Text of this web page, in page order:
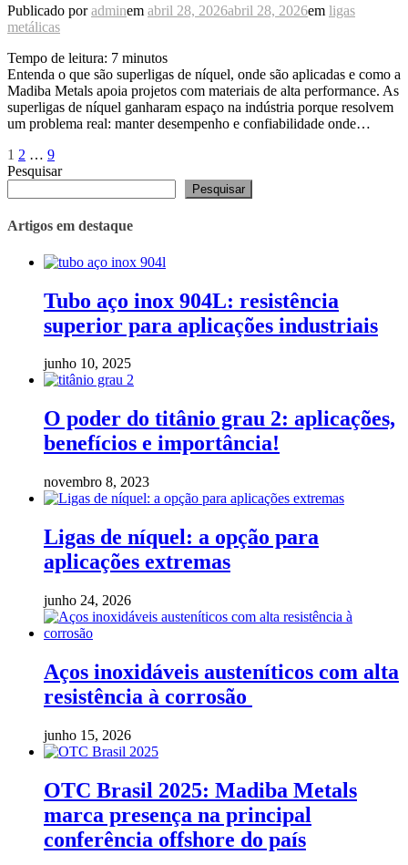
Publicado poradminem abril 28, 2026abril 28, 2026em ligas
metálicas
Tempo de leitura: 7 minutos
Entenda o que são superligas de níquel, onde são aplicadas e como a
Madiba Metals apoia projetos com materiais de alta performance. As
superligas de níquel ganharam espaço na indústria porque resolvem
um problema real: manter desempenho e confiabilidade onde…
Paginação
de
Página
1 Página
2 … Página
9
Pesquisar
Pesquisar
Artigos em destaque
Tubo aço inox 904L: resistência
superior para aplicações industriais
junho 10, 2025
O poder do titânio grau 2: aplicações,
benefícios e importância!
novembro 8, 2023
Ligas de níquel: a opção para
aplicações extremas
junho 24, 2026
Aços inoxidáveis austeníticos com alta
resistência à corrosão
junho 15, 2026
OTC Brasil 2025: Madiba Metals
marca presença na principal
conferência offshore do país